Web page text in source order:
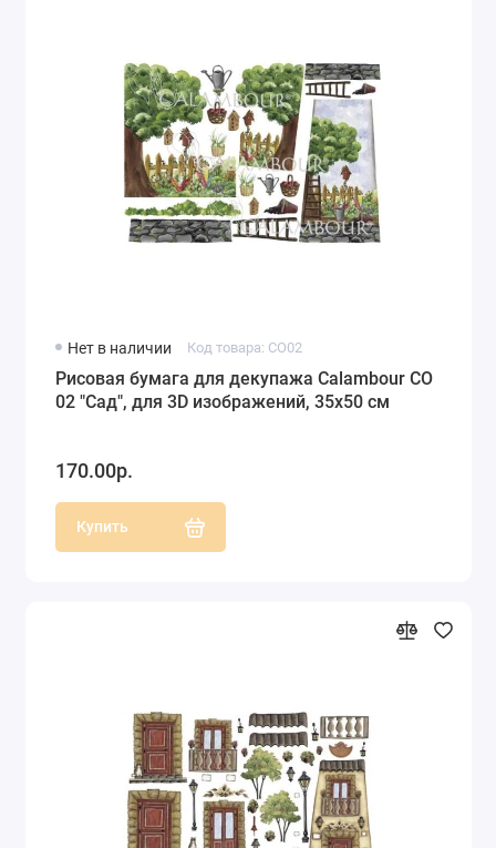
Нет в наличии Код товара: CO02
Рисовая бумага для декупажа Calambour CO
02 "Сад", для 3D изображений, 35х50 см
170.00р.
Купить